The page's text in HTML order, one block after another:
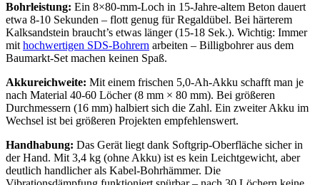
Bohrleistung: Ein 8×80-mm-Loch in 15-Jahre-altem Beton dauert
etwa 8-10 Sekunden – flott genug für Regaldübel. Bei härterem
Kalksandstein braucht’s etwas länger (15-18 Sek.). Wichtig: Immer
mit hochwertigen SDS-Bohrern arbeiten – Billigbohrer aus dem
Baumarkt-Set machen keinen Spaß.
Akkureichweite: Mit einem frischen 5,0-Ah-Akku schafft man je
nach Material 40-60 Löcher (8 mm × 80 mm). Bei größeren
Durchmessern (16 mm) halbiert sich die Zahl. Ein zweiter Akku im
Wechsel ist bei größeren Projekten empfehlenswert.
Handhabung: Das Gerät liegt dank Softgrip-Oberfläche sicher in
der Hand. Mit 3,4 kg (ohne Akku) ist es kein Leichtgewicht, aber
deutlich handlicher als Kabel-Bohrhämmer. Die